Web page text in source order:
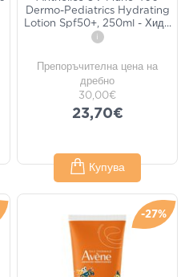
Dermo-Pediatrics Hydrating
Lotion Spf50+, 250ml - Хид...
i
Препоръчителна цена на
дребно
30,00€
23,70€
Купува
-27%